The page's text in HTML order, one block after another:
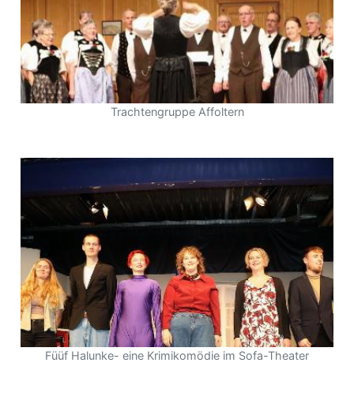
Trachtengruppe Affoltern
Füüf Halunke- eine Krimikomödie im Sofa-Theater